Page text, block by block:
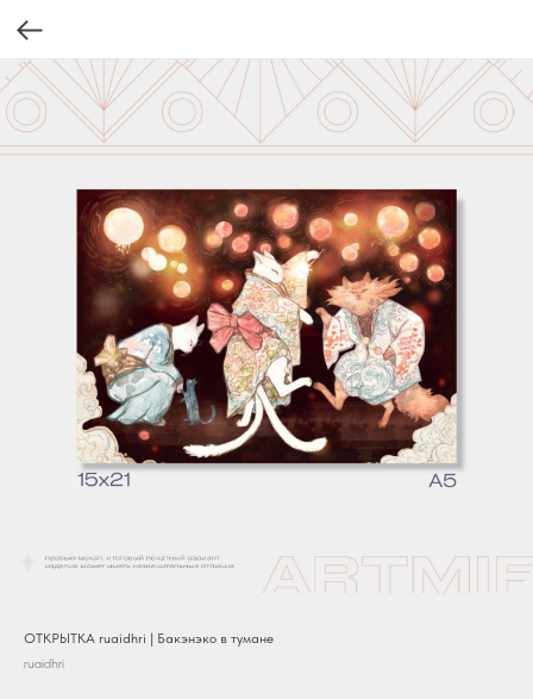
ОТКРЫТКА ruaidhri | Бакэнэко в тумане
ruaidhri